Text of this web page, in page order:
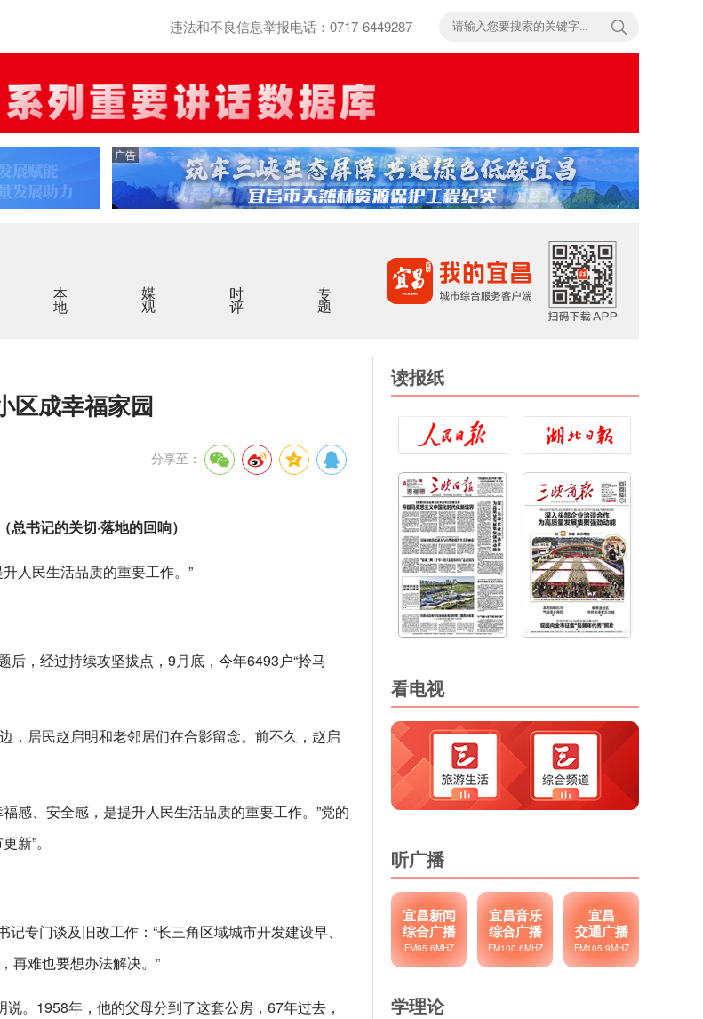
违法和不良信息举报电话：0717-6449287
广告
本地 媒观 时评 专题
区成幸福家园
分享至：
书记的关切·落地的回响）
人民生活品质的重要工作。”
后，经过持续攻坚拔点，9月底，今年6493户“拎马
，居民赵启明和老邻居们在合影留念。前不久，赵启
感、安全感，是提升人民生活品质的重要工作。”党的
新”。
专门谈及旧改工作：“长三角区域城市开发建设早、
再难也要想办法解决。”
。1958年，他的父母分到了这套公房，67年过去，
读报纸
看电视
听广播
宜昌新闻
综合广播
FM95.6MHZ
宜昌音乐
综合广播
FM100.6MHZ
宜昌
交通广播
FM105.9MHZ
学理论